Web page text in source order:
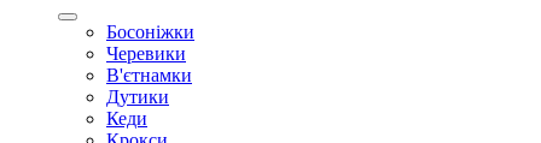
Босоніжки
Черевики
В'єтнамки
Дутики
Кеди